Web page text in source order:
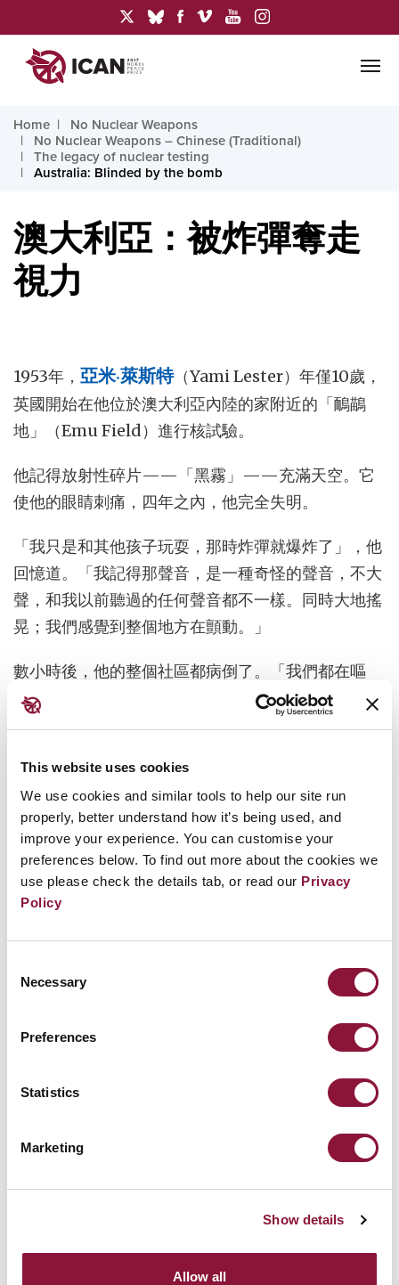
This website uses cookies
We use cookies and similar tools to help our site run
properly, better understand how it’s being used, and
improve your experience. You can customise your
preferences below. To find out more about the cookies we
use please check the details tab, or read our Privacy
Policy
Selection
Necessary
Preferences
Statistics
Marketing
Show details
Allow all
Home
No Nuclear Weapons
No Nuclear Weapons – Chinese (Traditional)
The legacy of nuclear testing
Australia: Blinded by the bomb
澳大利亞：被炸彈奪走
視力
1953年， 亞米·萊斯特（Yami Lester）年僅10歲，
英國開始在他位於澳大利亞內陸的家附近的「鴯鶓
地」（Emu Field）進行核試驗。
他記得放射性碎片——「黑霧」——充滿天空。它
使他的眼睛刺痛，四年之內，他完全失明。
「我只是和其他孩子玩耍，那時炸彈就爆炸了」，他
回憶道。「我記得那聲音，是一種奇怪的聲音，不大
聲，和我以前聽過的任何聲音都不一樣。同時大地搖
晃；我們感覺到整個地方在顫動。」
數小時後，他的整個社區都病倒了。「我們都在嘔
吐；我們有腹瀉、皮疹和眼睛疼痛，」他說。「一些
老人就這樣去世了。」
亞米後來成為澳大利亞代表受核試驗傷害的原住民社
區的重要倡議者。自他2017年去世後，他的孩子們繼
承了爭取正義的鬥爭。